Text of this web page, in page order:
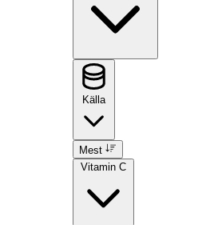
Källa
Mest
Vitamin C